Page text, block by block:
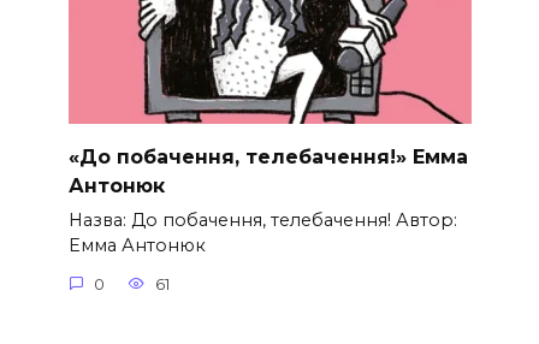
«До побачення, телебачення!» Емма
Антонюк
Назва: До побачення, телебачення! Автор:
Емма Антонюк
0 61